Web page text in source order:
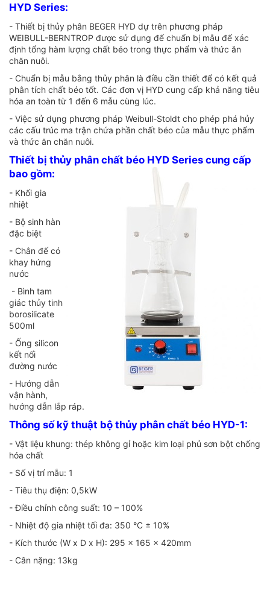
HYD Series:
- Thiết bị thủy phân BEGER HYD dự trên phương pháp
WEIBULL-BERNTROP được sử dụng để chuẩn bị mẫu để xác
định tổng hàm lượng chất béo trong thực phẩm và thức ăn
chăn nuôi.
- Chuẩn bị mẫu bằng thủy phân là điều cần thiết để có kết quả
phân tích chất béo tốt. Các đơn vị HYD cung cấp khả năng tiêu
hóa an toàn từ 1 đến 6 mẫu cùng lúc.
- Việc sử dụng phương pháp Weibull-Stoldt cho phép phá hủy
các cấu trúc ma trận chứa phần chất béo của mẫu thực phẩm
và thức ăn chăn nuôi.
Thiết bị thủy phân chất béo HYD Series cung cấp
bao gồm:
- Khối gia
nhiệt
- Bộ sinh hàn
đặc biệt
- Chân đế có
khay hứng
nước
- Bình tam
giác thủy tinh
borosilicate
500ml
- Ống silicon
kết nối
đường nước
- Hướng dẫn
vận hành,
hướng dẫn lắp ráp.
Thông số kỹ thuật bộ thủy phân chất béo HYD-1:
- Vật liệu khung: thép không gỉ hoặc kim loại phủ sơn bột chống
hóa chất
- Số vị trí mẫu: 1
- Tiêu thụ điện: 0,5kW
- Điều chỉnh công suất: 10 – 100%
- Nhiệt độ gia nhiệt tối đa: 350 °С ± 10%
- Kích thước (W х D х H): 295 x 165 x 420mm
- Cân nặng: 13kg